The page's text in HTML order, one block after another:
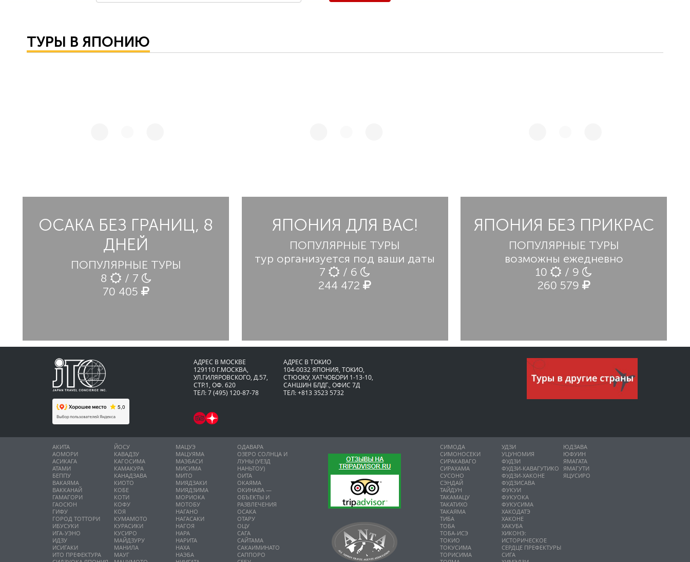
ТУРЫ В ЯПОНИЮ
ОСАКА БЕЗ ГРАНИЦ, 8
ДНЕЙ
ПОПУЛЯРНЫЕ ТУРЫ
8
/ 7
70 405
ЯПОНИЯ ДЛЯ ВАС!
ПОПУЛЯРНЫЕ ТУРЫ
тур организуется под ваши даты
7
/ 6
244 472
ЯПОНИЯ БЕЗ ПРИКРАС
ПОПУЛЯРНЫЕ ТУРЫ
возможны ежедневно
10
/ 9
260 579
АДРЕС В МОСКВЕ
129110 Г.МОСКВА,
УЛ.ГИЛЯРОВСКОГО, Д.57,
СТР.1, ОФ. 620
ТЕЛ: 7 (495) 120-87-78
АДРЕС В ТОКИО
104-0032 ЯПОНИЯ, ТОКИО,
CТЮОКУ, ХАТЧОБОРИ 1-13-10,
САНШИН БЛДГ., ОФИС 7Д
ТЕЛ: +813 3523 5732
АКИТА
АОМОРИ
АСИКАГА
АТАМИ
БЕППУ
ВАКАЯМА
ВАККАНАЙ
ГАМАГОРИ
ГАОСЮН
ГИФУ
ГОРОД ТОТТОРИ
ИБУСУКИ
ИГА-УЭНО
ИДЗУ
ИСИГАКИ
ИТО ПРЕФЕКТУРА
ЙОСУ
КАВАДЗУ
КАГОСИМА
КАМАКУРА
КАНАДЗАВА
КИОТО
КОБЕ
КОТИ
КОФУ
КОЯ
КУМАМОТО
КУРАСИКИ
КУСИРО
МАЙДЗУРУ
МАНИЛА
МАУГ
МАЦУЭ
МАЦУЯМА
МАЭБАСИ
МИСИМА
МИТО
МИЯДЗАКИ
МИЯДЗИМА
МОРИОКА
МОТОБУ
НАГАНО
НАГАСАКИ
НАГОЯ
НАРА
НАРИТА
НАХА
НАЭБА
ОДАВАРА
ОЗЕРО СОЛНЦА И
ЛУНЫ (УЕЗД
НАНЬТОУ)
ОИТА
ОКАЯМА
ОКИНАВА —
ОБЪЕКТЫ И
РАЗВЛЕЧЕНИЯ
ОСАКА
ОТАРУ
ОЦУ
САГА
САЙТАМА
САКАИМИНАТО
САППОРО
СИМОДА
СИМОНОСЕКИ
СИРАКАВАГО
СИРАХАМА
СУСОНО
СЭНДАЙ
ТАЙДУН
ТАКАМАЦУ
ТАКАТИХО
ТАКАЯМА
ТИБА
ТОБА
ТОБА-ИСЭ
ТОКИО
ТОКУСИМА
ТОРИСИМА
УДЗИ
УЦУНОМИЯ
ФУДЗИ
ФУДЗИ-КАВАГУТИКО
ФУДЗИ-ХАКОНЕ
ФУДЗИСАВА
ФУКУИ
ФУКУОКА
ФУКУСИМА
ХАКОДАТЭ
ХАКОНЕ
ХАКУБА
ХИКОНЭ:
ИСТОРИЧЕСКОЕ
СЕРДЦЕ ПРЕФЕКТУРЫ
СИГА
ЮДЗАВА
ЮФУИН
ЯМАГАТА
ЯМАГУТИ
ЯЦУСИРО